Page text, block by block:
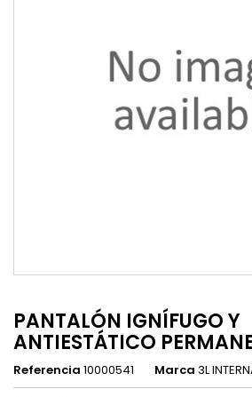
PANTALÓN IGNÍFUGO Y
ANTIESTÁTICO
Referencia 10000541 Marca 3L